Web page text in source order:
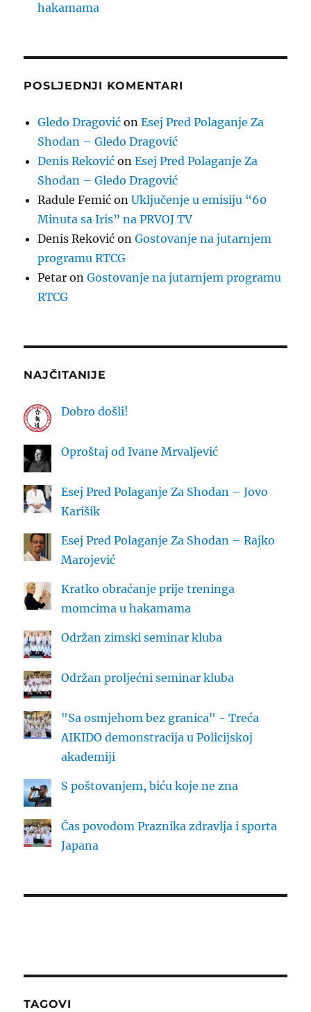
hakamama
POSLJEDNJI KOMENTARI
Gledo Dragović onEsej Pred Polaganje Za
Shodan – Gledo Dragović
Denis Reković onEsej Pred Polaganje Za
Shodan – Gledo Dragović
Radule Femić onUključenje u emisiju “60
Minuta sa Iris” na PRVOJ TV
Denis Reković onGostovanje na jutarnjem
programu RTCG
Petar onGostovanje na jutarnjem programu
RTCG
NAJČITANIJE
Dobro došli!
Oproštaj od Ivane Mrvaljević
Esej Pred Polaganje Za Shodan – Jovo
Karišik
Esej Pred Polaganje Za Shodan – Rajko
Marojević
Kratko obraćanje prije treninga
momcima u hakamama
Održan zimski seminar kluba
Održan proljećni seminar kluba
"Sa osmjehom bez granica" - Treća
AIKIDO demonstracija u Policijskoj
akademiji
S poštovanjem, biću koje ne zna
Čas povodom Praznika zdravlja i sporta
Japana
TAGOVI